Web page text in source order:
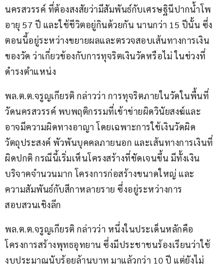
นครสวรรค์ ที่ต้องสงสัยว่ามีสัมพันธ์กับเศรษฐินีปากน้ำโพ
อายุ 57 ปี และใช้ชีวิตอยู่กินด้วยกัน นานกว่า 15 ปีนั้น ซึ่ง
ตอนนี้อยู่ระหว่างขยายผลและตรวจสอบเส้นทางการเงิน
ของวัด ว่าเกี่ยวข้องกับการทุจริตเงินวัดหรือไม่ ในช่วงที่
ดำรงตำแหน่ง
พล.ต.ต.จรูญเกียรติ กล่าวว่า การทุจริตภายในวัดในพื้นที่
วัดนครสวรรค์ พบพฤติกรรมที่เข้าข่ายผิดวินัยสงฆ์และ
อาจมีความผิดทางอาญา โดยเฉพาะการใช้เงินวัดผิด
วัตถุประสงค์ พัวพันบุคคลภายนอก และเส้นทางการเงินที่
ผิดปกติ กรณีนี้เริ่มเห็นโครงสร้างที่ชัดเจนขึ้น มีทั้งเงิน
บริจาคจำนวนมาก โครงการก่อสร้างขนาดใหญ่ และ
ความสัมพันธ์กับสีกาหลายราย ซึ่งอยู่ระหว่างการ
สอบสวนเชิงลึก
พล.ต.ต.จรูญเกียรติ กล่าวว่า หนึ่งในประเด็นหลักคือ
โครงการสร้างพุทธอุทยาน ซึ่งมีประชาชนร้องเรียนว่าใช้
งบประมาณนับร้อยล้านบาท มาแล้วกว่า 10 ปี แต่ยังไม่